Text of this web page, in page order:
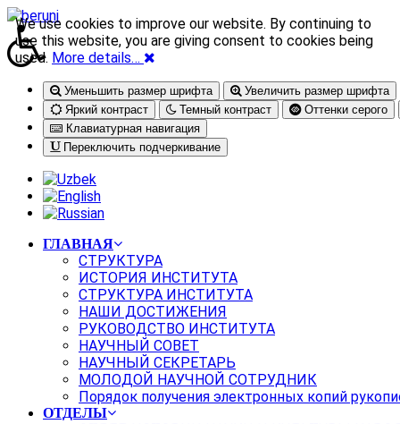
Уменьшить размер шрифта
Увеличить размер шрифта
Яркий контраст
Темный контраст
Оттенки серого
Клавиатурная навигация
Переключить подчеркивание
ГЛАВНАЯ
СТРУКТУРА
ИСТОРИЯ ИНСТИТУТА
СТРУКТУРА ИНСТИТУТА
НАШИ ДОСТИЖЕНИЯ
РУКОВОДСТВО ИНСТИТУТА
НАУЧНЫЙ СОВЕТ
НАУЧНЫЙ СЕКРЕТАРЬ
МОЛОДОЙ НАУЧНОЙ СОТРУДНИК
Порядок получения электронных копий
ОТДЕЛЫ
We use cookies to improve our website. By continuing to
use this website, you are giving consent to cookies being
used. More details…